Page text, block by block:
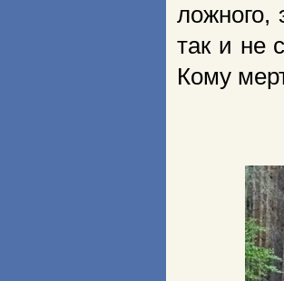
ложного,
так и не
Кому